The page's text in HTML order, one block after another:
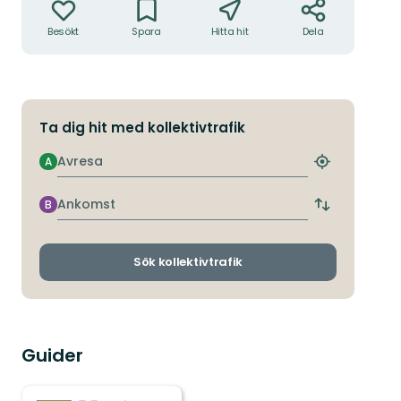
Besökt Spara Hitta hit Dela
Ta dig hit med kollektivtrafik
Avresa
A
Hitta
hållplats
Ankomst
B
Byt
och
Sök kollektivtrafik
Guider